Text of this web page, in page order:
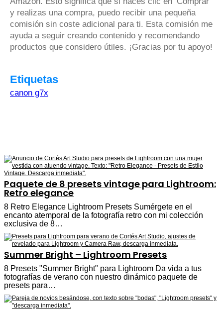
y realizas una compra, puedo recibir una pequeña
comisión sin coste adicional para ti. Esta comisión me
ayuda a seguir creando contenido y recomendando
productos que considero útiles. ¡Gracias por tu apoyo!
Etiquetas
canon g7x
Paquete de 8 presets vintage para Lightroom:
Retro elegance
8 Retro Elegance Lightroom Presets Sumérgete en el
encanto atemporal de la fotografía retro con mi colección
exclusiva de 8…
Summer Bright – Lightroom Presets
8 Presets "Summer Bright" para Lightroom Da vida a tus
fotografías de verano con nuestro dinámico paquete de
presets para…